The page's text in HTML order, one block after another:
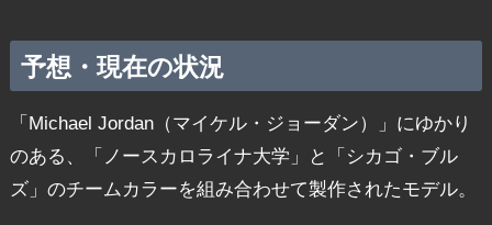
予想・現在の状況
「Michael Jordan（マイケル・ジョーダン）」にゆかり
のある、「ノースカロライナ大学」と「シカゴ・ブル
ズ」のチームカラーを組み合わせて製作されたモデル。